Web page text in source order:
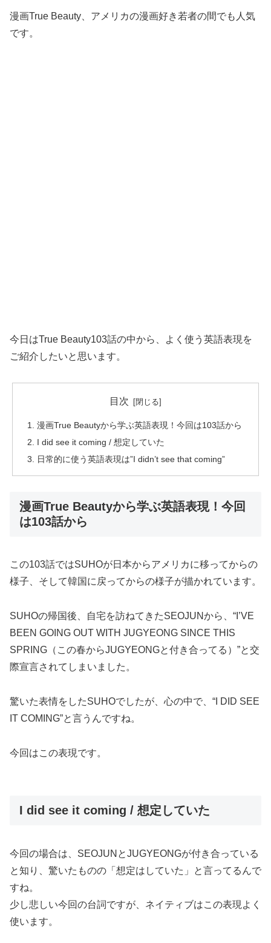
漫画True Beauty、アメリカの漫画好き若者の間でも人気
です。
今日はTrue Beauty103話の中から、よく使う英語表現を
ご紹介したいと思います。
目次
漫画True Beautyから学ぶ英語表現！今回は103話から
I did see it coming / 想定していた
日常的に使う英語表現は”I didn’t see that coming”
漫画True Beautyから学ぶ英語表現！今回
は103話から
この103話ではSUHOが日本からアメリカに移ってからの
様子、そして韓国に戻ってからの様子が描かれています。
SUHOの帰国後、自宅を訪ねてきたSEOJUNから、 “I’VE
BEEN GOING OUT WITH JUGYEONG SINCE THIS
SPRING （この春からJUGYEONGと付き合ってる）”と交
際宣言されてしまいました。
驚いた表情をしたSUHOでしたが、心の中で、 “I DID SEE
IT COMING”と言うんですね。
今回はこの表現です。
I did see it coming / 想定していた
今回の場合は、SEOJUNとJUGYEONGが付き合っている
と知り、驚いたものの「想定はしていた」と言ってるんで
すね。
少し悲しい今回の台詞ですが、ネイティブはこの表現よく
使います。